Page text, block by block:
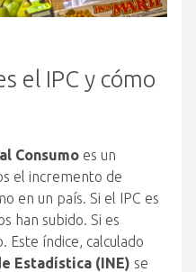
el IPC y cómo
Consumo es un
el incremento de
en un país. Si el IPC es
han subido. Si es
Este índice, calculado
Estadística (INE) se